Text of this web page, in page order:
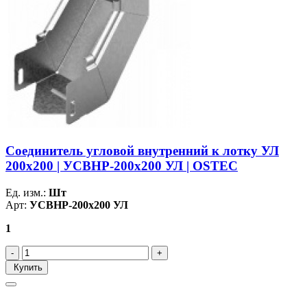
Соединитель угловой внутренний к лотку УЛ
200х200 | УСВНР-200х200 УЛ | OSTEC
Ед. изм.: Шт
Арт: УСВНР-200х200 УЛ
1
Купить